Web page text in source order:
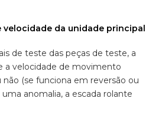
velocidade da unidade principal
de teste das peças de teste, a
a velocidade de movimento
(se funciona em reversão ou
anomalia, a escada rolante